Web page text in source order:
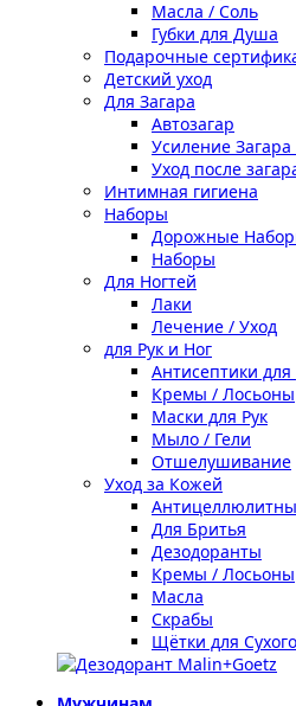
Масла / Соль
Губки для Душа
Подарочные
Детский уход
Для Загара
Автозагар
Усиление Загара
Уход после
Интимная гигиена
Наборы
Дорожные
Наборы
Для Ногтей
Лаки
Лечение / Уход
для Рук и Ног
Антисептики для
Кремы / Лосьоны
Маски для Рук
Мыло / Гели
Отшелушивание
Уход за Кожей
Для Бритья
Дезодоранты
Кремы / Лосьоны
Масла
Скрабы
Щётки для